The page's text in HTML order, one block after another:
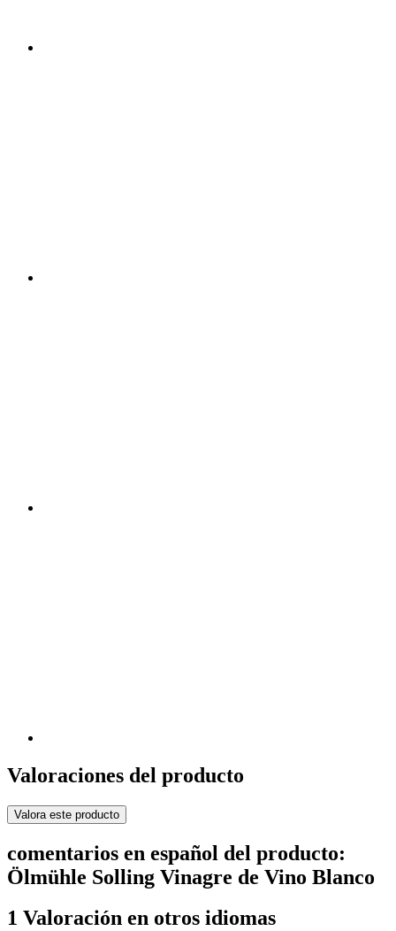
Valoraciones del producto
Valora este producto
comentarios en español del producto:
Ölmühle Solling Vinagre de Vino Blanco
1 Valoración en otros idiomas